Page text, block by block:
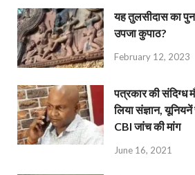
यह तुलसीदास का
उपजा कुपाठ?
February 12, 2023
पत्रकार की संदिग्ध
लिया संज्ञान, यूनियनें
CBI जांच की मांग
June 16, 2021